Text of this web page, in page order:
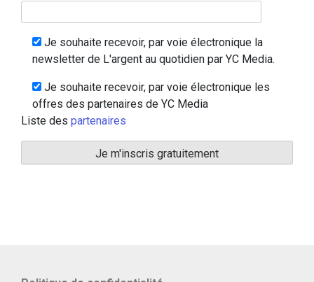
Je souhaite recevoir, par voie électronique la
newsletter de L'argent au quotidien par YC Media.
Je souhaite recevoir, par voie électronique les
offres des partenaires de YC Media
Liste des partenaires